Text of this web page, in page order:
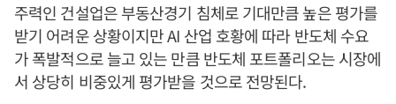
주력인 건설업은 부동산경기 침체로 기대만큼 높은 평가를
받기 어려운 상황이지만 AI 산업 호황에 따라 반도체 수요
가 폭발적으로 늘고 있는 만큼 반도체 포트폴리오는 시장에
서 상당히 비중있게 평가받을 것으로 전망된다.